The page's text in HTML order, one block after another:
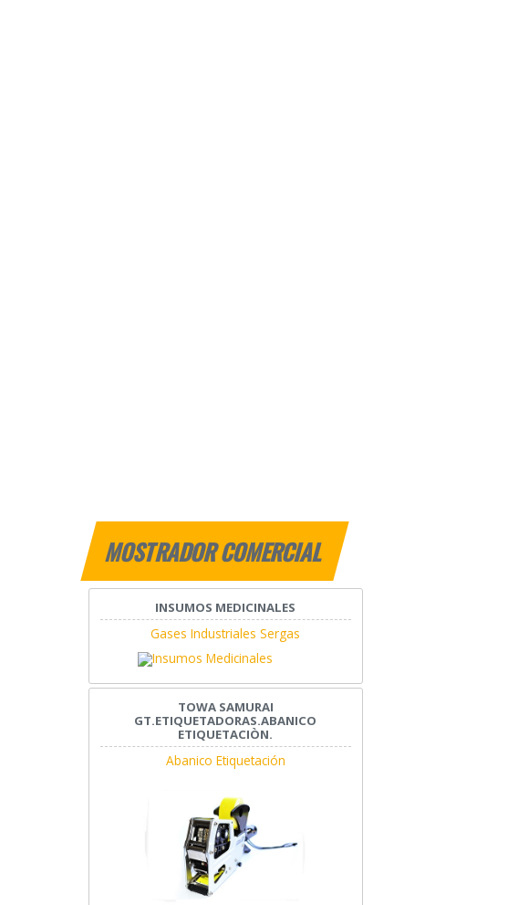
MOSTRADOR COMERCIAL
INSUMOS MEDICINALES
Gases Industriales Sergas
TOWA SAMURAI
GT.ETIQUETADORAS.ABANICO
ETIQUETACIÒN.
Abanico Etiquetación